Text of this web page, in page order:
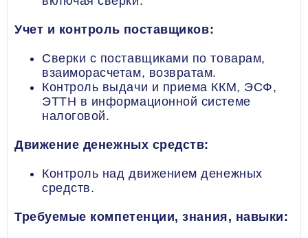
Учет и контроль поставщиков:
Сверки с поставщиками по товарам,
взаиморасчетам, возвратам.
Контроль выдачи и приема ККМ, ЭСФ,
ЭТТН в информационной системе
налоговой.
Движение денежных средств:
Контроль над движением денежных
средств.
Требуемые компетенции, знания, навыки: